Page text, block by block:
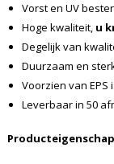
Vorst en UV
Hoge kwaliteit, u
Degelijk van
Duurzaam en
Voorzien van
Leverbaar in 50